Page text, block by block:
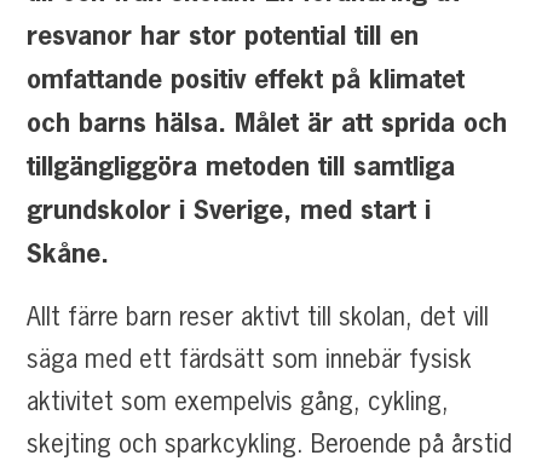
resvanor har stor potential till en
omfattande positiv effekt på klimatet
och barns hälsa. Målet är att sprida och
tillgängliggöra metoden till samtliga
grundskolor i Sverige, med start i
Skåne.
Allt färre barn reser aktivt till skolan, det vill
säga med ett färdsätt som innebär fysisk
aktivitet som exempelvis gång, cykling,
skejting och sparkcykling. Beroende på årstid